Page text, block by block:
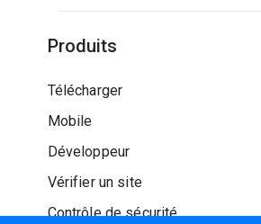
Produits
Télécharger
Mobile
Développeur
Vérifier un site
Contrôle de sécurité